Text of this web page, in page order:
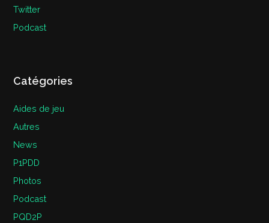
Twitter
Podcast
Catégories
Aides de jeu
Autres
News
P1PDD
Photos
Podcast
PQD2P